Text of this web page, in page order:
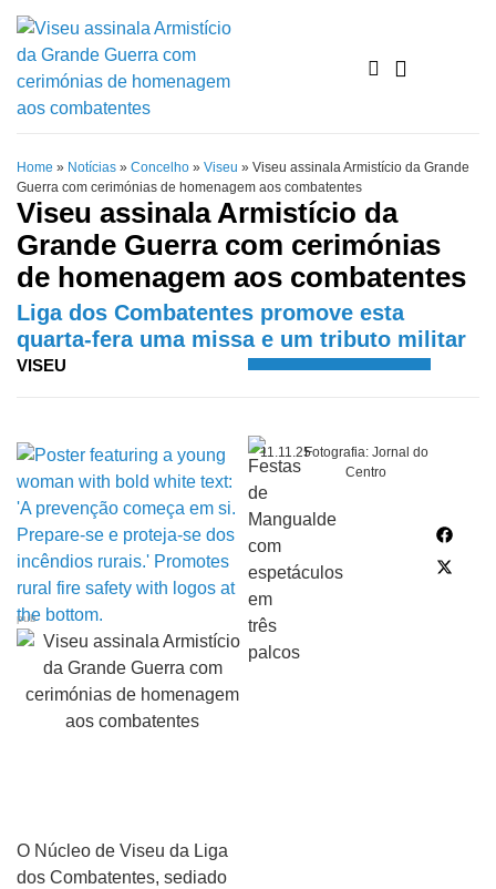
Home » Notícias » Concelho » Viseu » Viseu assinala Armistício da Grande
Guerra com cerimónias de homenagem aos combatentes
Viseu assinala Armistício da
Grande Guerra com cerimónias
de homenagem aos combatentes
Liga dos Combatentes promove esta
quarta-fera uma missa e um tributo militar
VISEU
11.11.25Fotografia: Jornal do
Centro
pub
O Núcleo de Viseu da Liga
dos Combatentes, sediado